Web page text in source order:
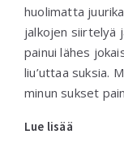
huolimatta
jalkojen siirtelyä
painui lähes
liu’uttaa suksia.
minun sukset
Lue lisää